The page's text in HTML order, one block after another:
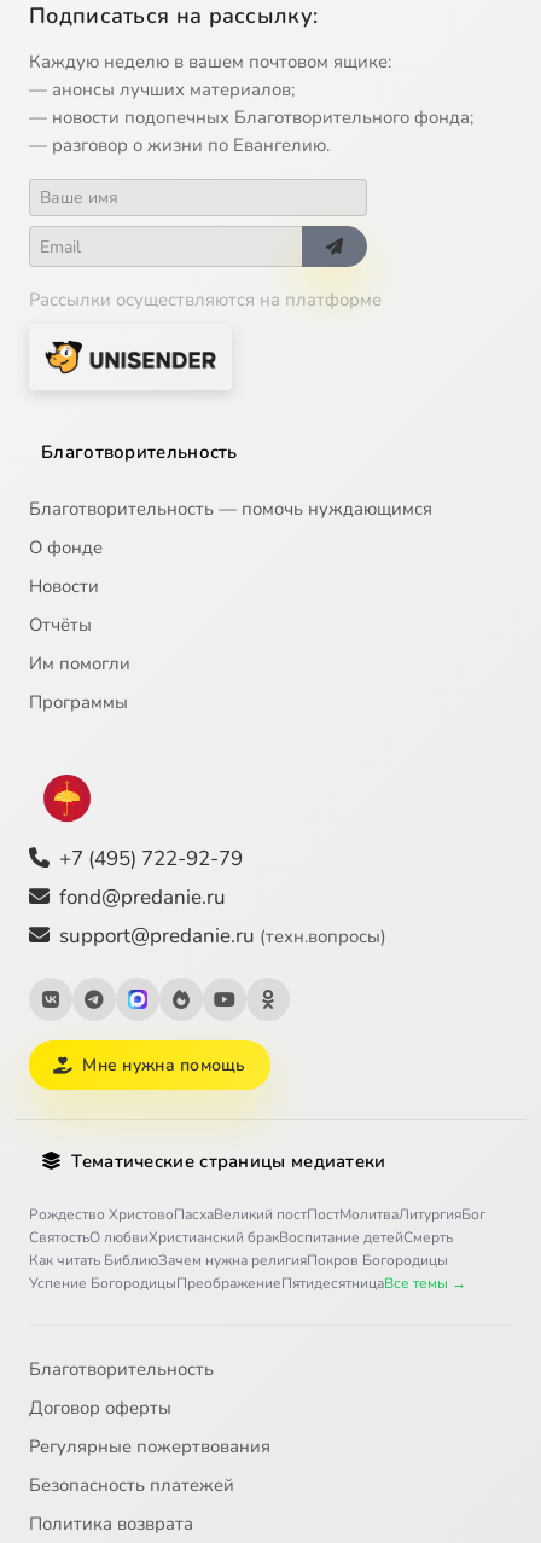
Подписаться на рассылку:
Каждую неделю в вашем почтовом ящике:
— анонсы лучших материалов;
— новости подопечных Благотворительного фонда;
— разговор о жизни по Евангелию.
Рассылки осуществляются на платформе
Благотворительность
Благотворительность — помочь нуждающимся
О фонде
Новости
Отчёты
Им помогли
Программы
+7 (495) 722-92-79
fond@predanie.ru
support@predanie.ru (техн.вопросы)
Мне нужна помощь
Тематические страницы медиатеки
Рождество ХристовоПасхаВеликий постПостМолитваЛитургияБог
СвятостьО любвиХристианский бракВоспитание детейСмерть
Как читать БиблиюЗачем нужна религияПокров Богородицы
Успение БогородицыПреображениеПятидесятницаВсе темы →
Благотворительность
Договор оферты
Регулярные пожертвования
Безопасность платежей
Политика возврата